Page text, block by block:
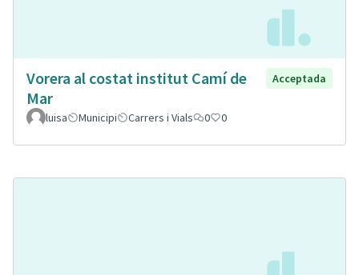
Vorera al costat institut Camí de
Mar
Acceptada
luisa Municipi Carrers i Vials 0 0